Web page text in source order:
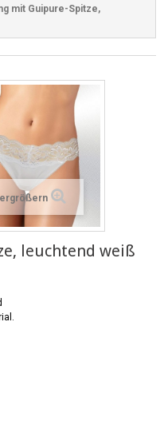
mit Guipure-Spitze,
leuchtend weiß